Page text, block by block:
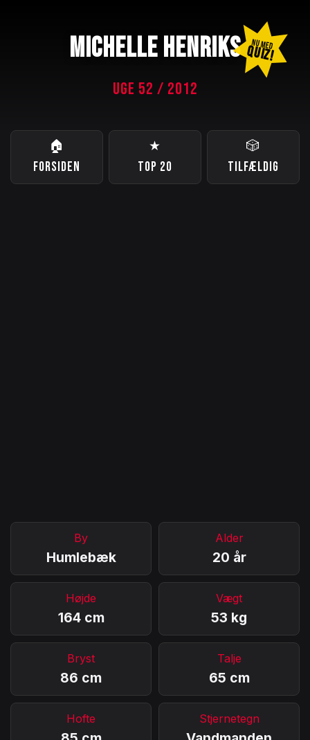
MICHELLE HENRIKS NU MED
QUIZ!
UGE 52 / 2012
🏠
FORSIDEN
★
TOP 20
🎲
TILFÆLDIG
By
Humlebæk
Alder
20 år
Højde
164 cm
Vægt
53 kg
Bryst
86 cm
Talje
65 cm
Hofte Stjernetegn